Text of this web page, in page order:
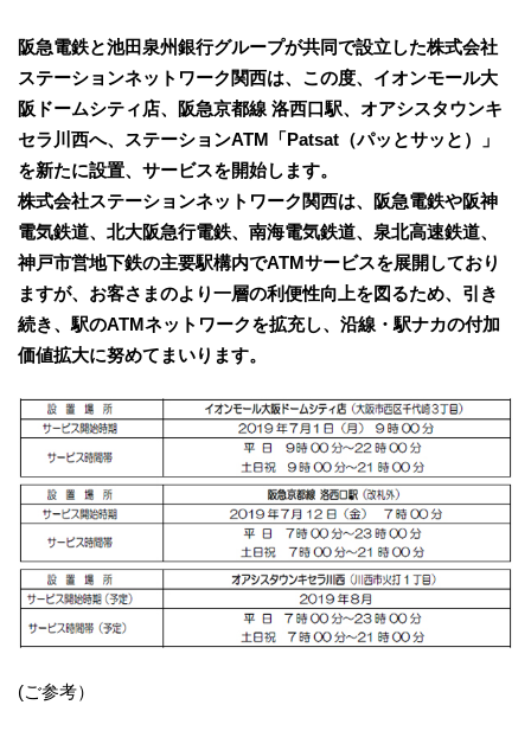
阪急電鉄と池田泉州銀行グループが共同で設立した株式会社
ステーションネットワーク関西は、この度、イオンモール大
阪ドームシティ店、阪急京都線 洛西口駅、オアシスタウンキ
セラ川西へ、ステーションATM「Patsat（パッとサッと）」
を新たに設置、サービスを開始します。
株式会社ステーションネットワーク関西は、阪急電鉄や阪神
電気鉄道、北大阪急行電鉄、南海電気鉄道、泉北高速鉄道、
神戸市営地下鉄の主要駅構内でATMサービスを展開しており
ますが、お客さまのより一層の利便性向上を図るため、引き
続き、駅のATMネットワークを拡充し、沿線・駅ナカの付加
価値拡大に努めてまいります。
(ご参考）